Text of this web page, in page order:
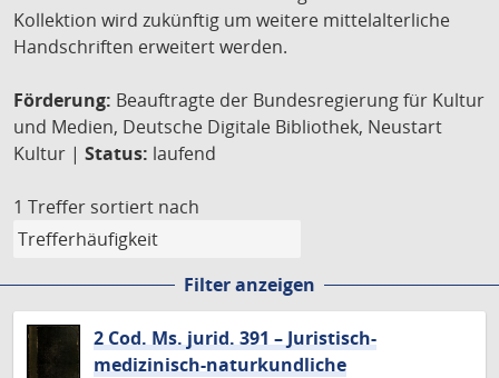
Kollektion wird zukünftig um weitere mittelalterliche
Handschriften erweitert werden.
Förderung: Beauftragte der Bundesregierung für Kultur
und Medien, Deutsche Digitale Bibliothek, Neustart
Kultur | Status: laufend
1 Treffer sortiert nach
Filter anzeigen
2 Cod. Ms. jurid. 391 – Juristisch-
medizinisch-naturkundliche